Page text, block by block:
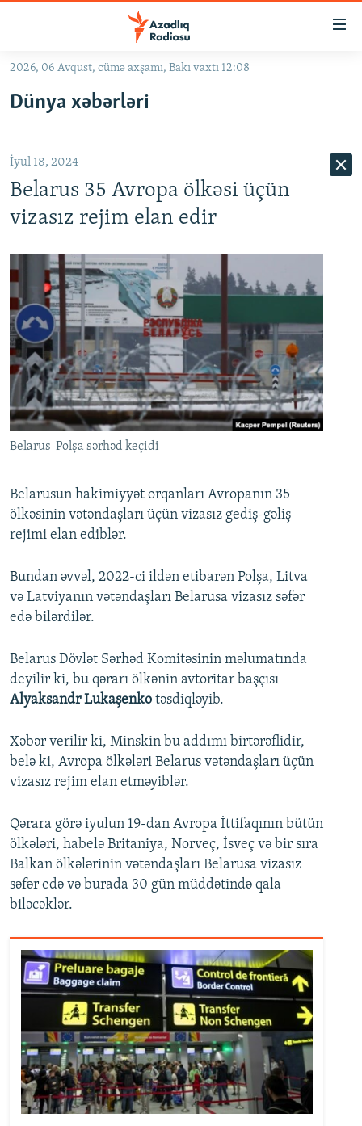
Əsas
qayıt
qayıt
Axtarışa
#İZAHLA
#ƏSLINDƏ
QANUNI DOĞRU
ARAŞDIRMA
MULTIMEDIA
VIDEO
FOTOQALEREYA
İNFOQRAFIKA
KARIKATURA
RADIO ARXIV
OXU ZALI
AZƏRBAYCAN ƏDƏBIYYATI KITABXANASI
İSLAM VƏ DEMOKRATIYA
HAQQIMIZDA
MISSIYAMIZ
PEŞƏ ETIKASI VƏ JURNALISTIKA STANDARTLARIMIZ
BIZIMLƏ ƏLAQƏ
XƏBƏR BÜLLETENLƏRIMIZ
BIZI IZLƏ
2026, 06 Avqust, cümə axşamı, Bakı vaxtı 12:08
Dünya xəbərləri
İyul 18, 2024
Belarus 35 Avropa ölkəsi üçün
vizasız rejim elan edir
Belarus-Polşa sərhəd keçidi
Belarusun hakimiyyət orqanları Avropanın 35
ölkəsinin vətəndaşları üçün vizasız gediş-gəliş
rejimi elan ediblər.
Bundan əvvəl, 2022-ci ildən etibarən Polşa, Litva
və Latviyanın vətəndaşları Belarusa vizasız səfər
edə bilərdilər.
Belarus Dövlət Sərhəd Komitəsinin məlumatında
deyilir ki, bu qərarı ölkənin avtoritar başçısı
Alyaksandr Lukaşenko təsdiqləyib.
Xəbər verilir ki, Minskin bu addımı birtərəflidir,
belə ki, Avropa ölkələri Belarus vətəndaşları üçün
vizasız rejim elan etməyiblər.
Qərara görə iyulun 19-dan Avropa İttifaqının bütün
ölkələri, habelə Britaniya, Norveç, İsveç və bir sıra
Balkan ölkələrinin vətəndaşları Belarusa vizasız
səfər edə və burada 30 gün müddətində qala
biləcəklər.